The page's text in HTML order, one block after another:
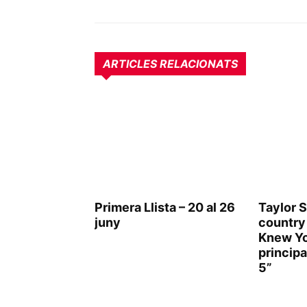
ARTICLES RELACIONATS
Primera Llista – 20 al 26
juny
Taylor
country
Knew
5”